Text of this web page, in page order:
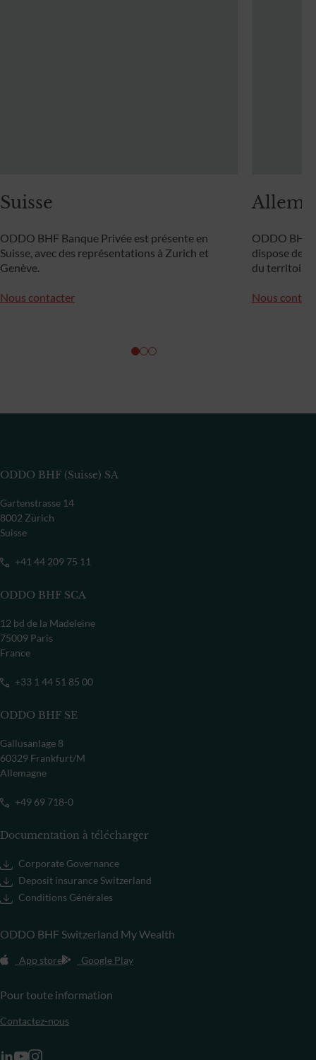
Suisse
ODDO BHF Banque Privée est présente en
Suisse, avec des représentations à Zurich et
Genève.
Nous contacter
ODDO BHF
dispose de
du territoire
Nous
ODDO BHF (Suisse) SA
Gartenstrasse 14
8002 Zürich
Suisse
+41 44 209 75 11
ODDO BHF SCA
12 bd de la Madeleine
75009 Paris
France
+33 1 44 51 85 00
ODDO BHF SE
Gallusanlage 8
60329 Frankfurt/M
Allemagne
+49 69 718-0
Documentation à télécharger
Corporate Governance
Deposit insurance Switzerland
Conditions Générales
ODDO BHF Switzerland My Wealth
App store Google Play
Pour toute information
Contactez-nous